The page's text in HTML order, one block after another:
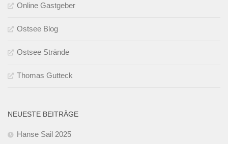
Online Gastgeber
Ostsee Blog
Ostsee Strände
Thomas Gutteck
NEUESTE BEITRÄGE
Hanse Sail 2025